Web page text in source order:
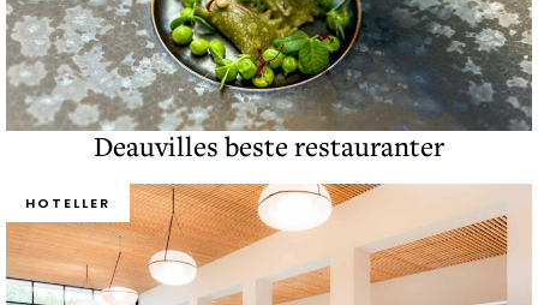
Deauvilles beste restauranter
HOTELLER